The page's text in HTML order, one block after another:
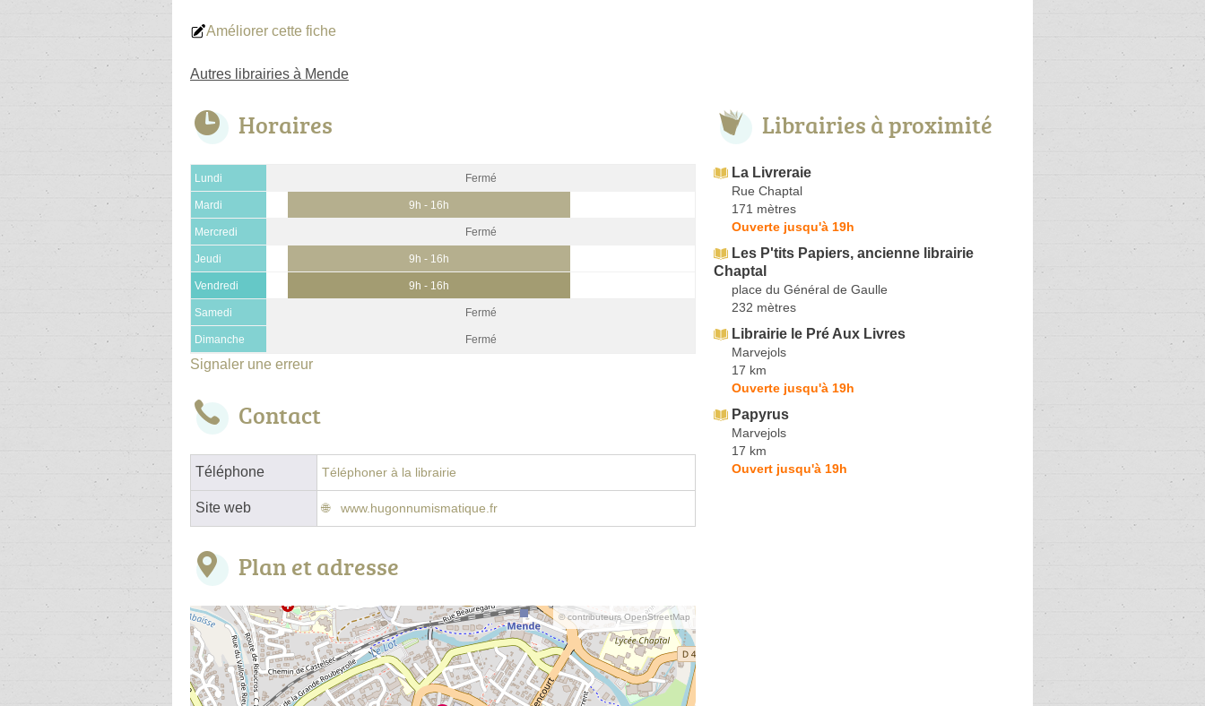
Améliorer cette fiche
Autres librairies à Mende
Horaires
Lundi Fermé
Mardi 9h - 16h
Mercredi Fermé
Jeudi 9h - 16h
Vendredi 9h - 16h
Samedi Fermé
Dimanche Fermé
Signaler une erreur
Contact
Téléphone Téléphoner à la librairie
Site web www.hugonnumismatique.fr
Plan et adresse
© contributeurs OpenStreetMap
Librairies à proximité
La Livreraie
Rue Chaptal
171 mètres
Ouverte jusqu'à 19h
Les P'tits Papiers, ancienne librairie
Chaptal
place du Général de Gaulle
232 mètres
Librairie le Pré Aux Livres
Marvejols
17 km
Ouverte jusqu'à 19h
Papyrus
Marvejols
17 km
Ouvert jusqu'à 19h